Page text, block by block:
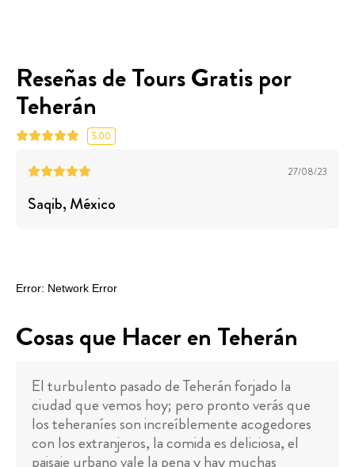
Reseñas de Tours Gratis por
Teherán
5.00
27/08/23
Saqib, México
Cosas que Hacer en Teherán
El turbulento pasado de Teherán forjado la
ciudad que vemos hoy; pero pronto verás que
los teheraníes son increíblemente acogedores
con los extranjeros, la comida es deliciosa, el
paisaje urbano vale la pena y hay muchas